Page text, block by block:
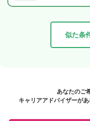
似た条
あなたのご
キャリアアドバイザーが